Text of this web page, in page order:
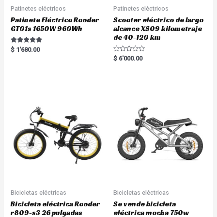
Patinetes eléctricos
Patinete Eléctrico Rooder
GT01s 1650W 960Wh
Rated
5.00
$ 1'680.00
Patinetes eléctricos
Scooter eléctrico de largo
alcance XS09 kilometraje
de 40-120 km
R
a
$ 6'000.00
Bicicletas eléctricas
Bicicleta eléctrica Rooder
r809-s3 26 pulgadas
Bicicletas eléctricas
Se vende bicicleta
eléctrica mocha 750w